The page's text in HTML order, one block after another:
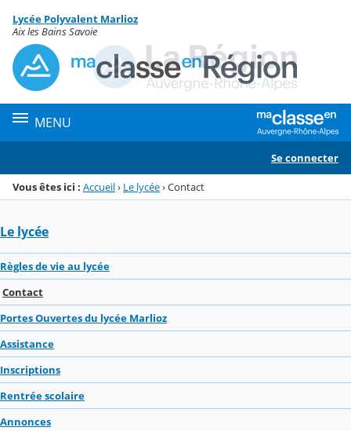
Menu de la rubrique
Contenu
Lycée Polyvalent Marlioz
Aix les Bains Savoie
MENU
Se connecter
Vous êtes ici : Accueil› Le lycée›Contact
Le lycée
Règles de vie au lycée
Contact
Portes Ouvertes du lycée Marlioz
Assistance
Inscriptions
Rentrée scolaire
Annonces